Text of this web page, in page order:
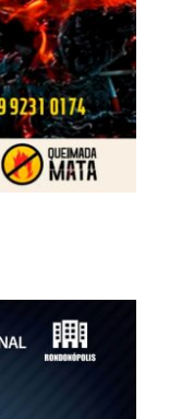
preparados
econômico
e o
permitam que
responsabilidade
prontos para
requer. “A escola
o PT”, diz
Previdência